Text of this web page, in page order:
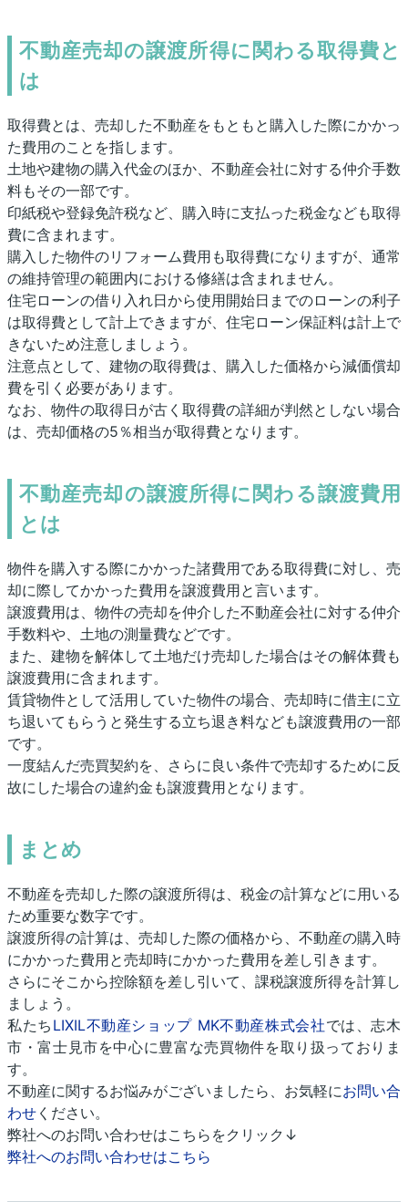
不動産売却の譲渡所得に関わる取得費と
は
取得費とは、売却した不動産をもともと購入した際にかかっ
た費用のことを指します。
土地や建物の購入代金のほか、不動産会社に対する仲介手数
料もその一部です。
印紙税や登録免許税など、購入時に支払った税金なども取得
費に含まれます。
購入した物件のリフォーム費用も取得費になりますが、通常
の維持管理の範囲内における修繕は含まれません。
住宅ローンの借り入れ日から使用開始日までのローンの利子
は取得費として計上できますが、住宅ローン保証料は計上で
きないため注意しましょう。
注意点として、建物の取得費は、購入した価格から減価償却
費を引く必要があります。
なお、物件の取得日が古く取得費の詳細が判然としない場合
は、売却価格の5％相当が取得費となります。
不動産売却の譲渡所得に関わる譲渡費用
とは
物件を購入する際にかかった諸費用である取得費に対し、売
却に際してかかった費用を譲渡費用と言います。
譲渡費用は、物件の売却を仲介した不動産会社に対する仲介
手数料や、土地の測量費などです。
また、建物を解体して土地だけ売却した場合はその解体費も
譲渡費用に含まれます。
賃貸物件として活用していた物件の場合、売却時に借主に立
ち退いてもらうと発生する立ち退き料なども譲渡費用の一部
です。
一度結んだ売買契約を、さらに良い条件で売却するために反
故にした場合の違約金も譲渡費用となります。
まとめ
不動産を売却した際の譲渡所得は、税金の計算などに用いる
ため重要な数字です。
譲渡所得の計算は、売却した際の価格から、不動産の購入時
にかかった費用と売却時にかかった費用を差し引きます。
さらにそこから控除額を差し引いて、課税譲渡所得を計算し
ましょう。
私たち LIXIL不動産ショップ MK不動産株式会社では、志木
市・富士見市を中心に豊富な売買物件を取り扱っておりま
す。
不動産に関するお悩みがございましたら、お気軽にお問い合
わせ ください。
弊社へのお問い合わせはこちらをクリック↓
弊社へのお問い合わせはこちら